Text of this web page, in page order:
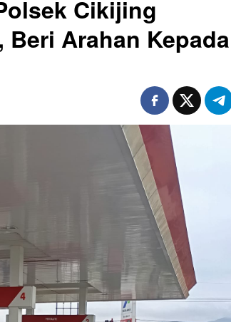
Cikijing
Arahan Kepada